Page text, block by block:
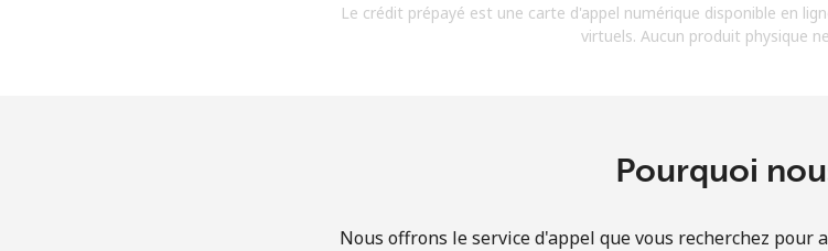
offres.
S'inscrire
Le crédit prépayé est une carte d'appel numérique disponible en
virtuels. Aucun produit physique
Pourquoi
Nous offrons le service d'appel que vous recherchez pour